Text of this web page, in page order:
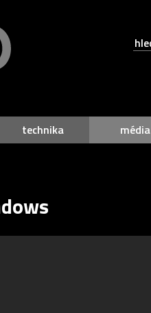
technika média